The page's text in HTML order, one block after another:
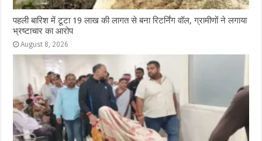
पहली बारिश में टूटा 19 लाख की लागत से बना रिटर्निंग वॉल, ग्रामीणों ने लगाया
भ्रष्टाचार का आरोप
August 8, 2026